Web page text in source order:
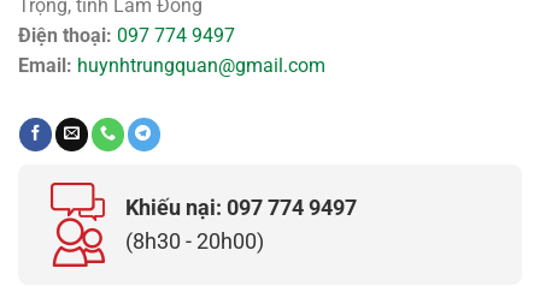
Trọng, tỉnh Lâm Đồng
Điện thoại: 097 774 9497
Email: huynhtrungquan@gmail.com
Khiếu nại: 097 774 9497
(8h30 - 20h00)